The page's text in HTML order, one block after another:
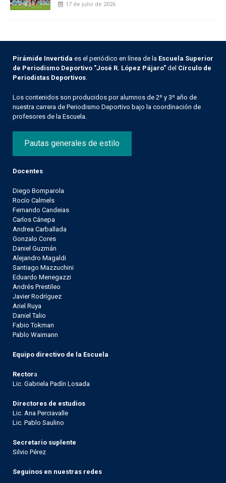
17 de julio de 2026
Pirámide Invertida es el periódico en línea de la Escuela Superior
de Periodismo Deportivo "José R. López Pájaro" del Círculo de
Periodistas Deportivos
Los contenidos son producidos por alumnos de 2º y 3º año de
nuestra carrera de Periodismo Deportivo bajo la coordinación de
profesores de la Escuela.
Pautas generales de estilo
Docentes
Diego Bomparola
Rocío Calmels
Fernando Candeias
Carlos Cánepa
Andrea Carballada
Gonzalo Cores
Daniel Guzmán
Alejandro Magaldi
Santiago Mazzuchini
Eduardo Menegazzi
Andrés Prestileo
Javier Rodríguez
Ariel Ruya
Daniel Talio
Fabio Tokman
Pablo Waimann
Equipo directivo de la Escuela
Rectora
Lic. Gabriela Padín Losada
Directores de estudios
Lic. Ana Perciavalle
Lic. Pablo Saulino
Secretario suplente
Silvio Pérez
Seguinos en nuestras redes